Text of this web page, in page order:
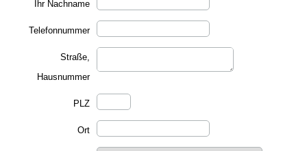
Ihr Nachname
Telefonnummer
Straße,
Hausnummer
PLZ
Ort